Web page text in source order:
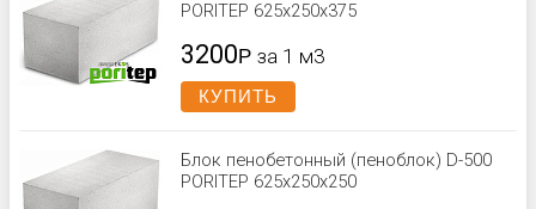
PORITEP 625x250x375
3200Р за 1 м3
КУПИТЬ
Блок пенобетонный (пеноблок) D-500
PORITEP 625х250х250